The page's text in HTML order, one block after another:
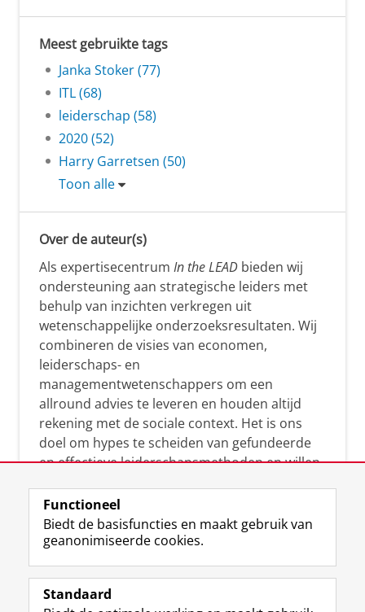
Meest gebruikte tags
Janka Stoker (77)
ITL (68)
leiderschap (58)
2020 (52)
Harry Garretsen (50)
Toon alle
Over de auteur(s)
Als expertisecentrum In the LEAD bieden wij
ondersteuning aan strategische leiders met
behulp van inzichten verkregen uit
wetenschappelijke onderzoeksresultaten. Wij
combineren de visies van economen,
leiderschaps- en
managementwetenschappers om een
allround advies te leveren en houden altijd
rekening met de sociale context. Het is ons
doel om hypes te scheiden van gefundeerde
en effectieve leiderschapsmethoden en willen
manier te reageren op economische en
maatschappelijke kwesties. Samen tillen wij
het leiderschap in uw organisatie naar een
Functioneel
Biedt de basisfuncties en maakt gebruik van
geanonimiseerde cookies.
Standaard